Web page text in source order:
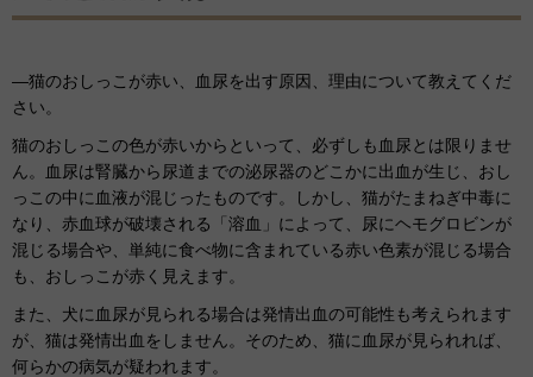
―猫のおしっこが赤い、血尿を出す原因、理由について教えてくだ
さい。
猫のおしっこの色が赤いからといって、必ずしも血尿とは限りませ
ん。血尿は腎臓から尿道までの泌尿器のどこかに出血が生じ、おし
っこの中に血液が混じったものです。しかし、猫がたまねぎ中毒に
なり、赤血球が破壊される「溶血」によって、尿にヘモグロビンが
混じる場合や、単純に食べ物に含まれている赤い色素が混じる場合
も、おしっこが赤く見えます。
また、犬に血尿が見られる場合は発情出血の可能性も考えられます
が、猫は発情出血をしません。そのため、猫に血尿が見られれば、
何らかの病気が疑われます。